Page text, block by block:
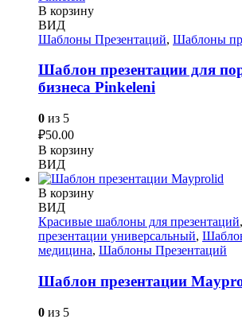
В корзину
ВИД
Шаблоны Презентаций, Шаблоны
Шаблон презентации для
бизнеса Pinkeleni
0 из 5
₽50.00
В корзину
ВИД
В корзину
ВИД
Красивые шаблоны для презентаций,
презентации универсальный,
медицина, Шаблоны Презентаций
Шаблон презентации
0 из 5